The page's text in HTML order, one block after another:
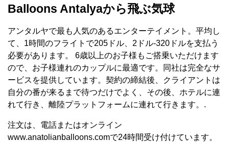
Balloons Antalyaから飛ぶ気球
アンタルヤで最も人気のあるエンターテイメント。平均し
て、1時間のフライトで205ドル、2ドル-320ドルを支払う
必要があります。 6歳以上のお子様もご搭乗いただけます
ので、お子様連れのカップルに最適です。同社は完全なサ
ービスを提供しています。契約の締結後、クライアントは
自分の番が来るまで待つだけでよく、その後、ホテルに連
れて行き、離陸プラットフォームに連れて行きます。.
注文は、電話またはオンライン
www.anatolianballoons.comで24時間受け付けています。